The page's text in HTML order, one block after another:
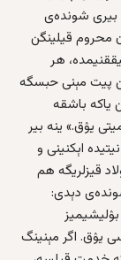
بیری شونده‌ی
محروم قیلینگن
هر
پیت مېنی حبسگه
یاکه باشقه‌
یۉق.» ینه‌ بیر
اېکنینی و
قیزلریگه هم
دېدی:
یۉق. اگر مېنینگ